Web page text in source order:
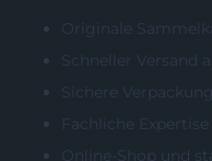
Originale
Schneller Versand
Sichere
Fachliche
Online-Shop und